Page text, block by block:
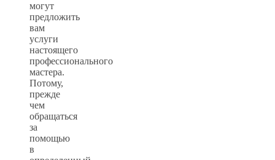
могут
предложить
вам
услуги
настоящего
профессионального
мастера.
Потому,
прежде
чем
обращаться
за
помощью
в